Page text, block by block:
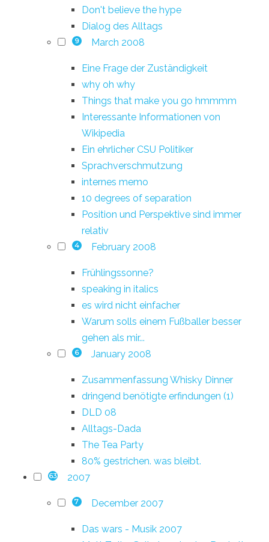
Don't believe the hype
Dialog des Alltags
9 March 2008
Eine Frage der Zuständigkeit
why oh why
Things that make you go hmmmm
Interessante Informationen von
Wikipedia
Ein ehrlicher CSU Politiker
Sprachverschmutzung
internes memo
10 degrees of separation
Position und Perspektive sind immer
relativ
4 February 2008
Frühlingssonne?
speaking in italics
es wird nicht einfacher
Warum solls einem Fußballer besser
gehen als mir...
6 January 2008
Zusammenfassung Whisky Dinner
dringend benötigte erfindungen (1)
DLD 08
Alltags-Dada
The Tea Party
80% gestrichen. was bleibt.
63 2007
7 December 2007
Das wars - Musik 2007